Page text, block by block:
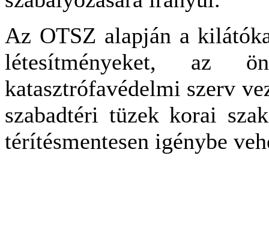
Az OTSZ alapján a
létesítményeket, az
katasztrófavédelmi szerv
szabadtéri tüzek korai
térítésmentesen igénybe